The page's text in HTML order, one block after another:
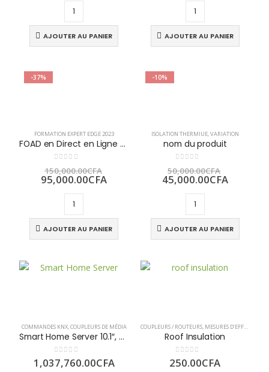
25,000.00CFA.
AJOUTER AU PANIER AJOUTER AU PANIER
-37%
FORMATION EXPERT EDGE 2023
FOAD en Direct en Ligne – Expert EDGE
150,000.00CFA
prix
95,000.00CFALe
95,000.00CFA.
AJOUTER AU PANIER
-10%
ISOLATION THERMIUE,VARIATION
nom du produit
50,000.00CFA
prix
45,000.00CFALe
AJOUTER AU PANIER
COMMANDES KNX,COUPLEURS DE MÉDIA
Smart Home Server 10.1″, Z10 (KNX & Intercom)
0sur 5
1,037,760.00CFA
COUPLEURS / ROUTEURS, MESURES D’EFFICACITÉ ÉNERGÉTIQUE
Roof Insulation
0sur 5
250.00CFA